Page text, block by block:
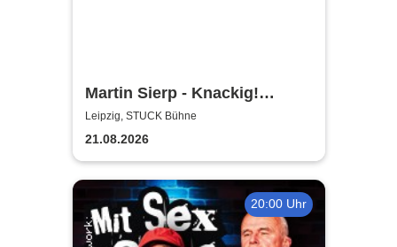
Martin Sierp - Knackig!
Zumindest die Gelenke
Leipzig, STUCK Bühne
21.08.2026
20:00 Uhr